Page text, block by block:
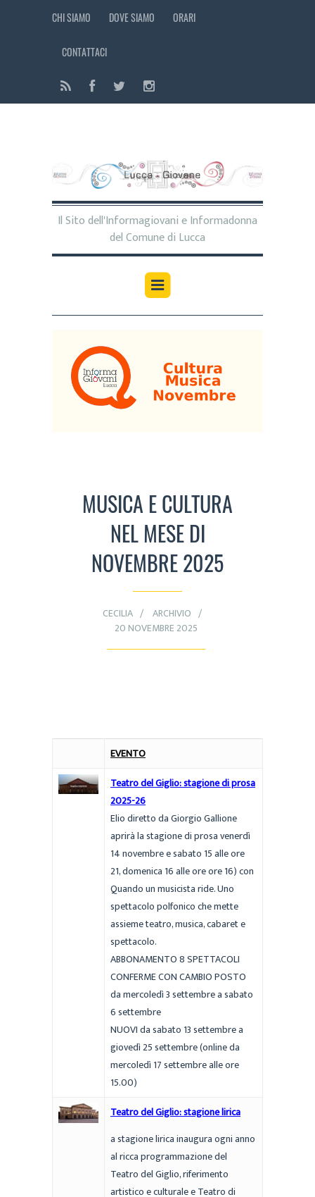
CHI SIAMO DOVE SIAMO ORARI
CONTATTACI
Il Sito dell'Informagiovani e Informadonna
del Comune di Lucca
MUSICA E CULTURA
NEL MESE DI
NOVEMBRE 2025
CECILIA
ARCHIVIO
20 NOVEMBRE 2025
EVENTO
Teatro del Giglio: stagione di prosa
2025-26
Elio diretto da Giorgio Gallione
aprirà la stagione di prosa venerdì
14 novembre e sabato 15 alle ore
21, domenica 16 alle ore ore 16) con
Quando un musicista ride. Uno
spettacolo polfonico che mette
assieme teatro, musica, cabaret e
spettacolo.
ABBONAMENTO 8 SPETTACOLI
CONFERME CON CAMBIO POSTO
da mercoledì 3 settembre a sabato
6 settembre
NUOVI da sabato 13 settembre a
giovedì 25 settembre (online da
mercoledì 17 settembre alle ore
15.00)
Teatro del Giglio: stagione lirica
a stagione lirica inaugura ogni anno
al ricca programmazione del
Teatro del Giglio, riferimento
artistico e culturale e Teatro di